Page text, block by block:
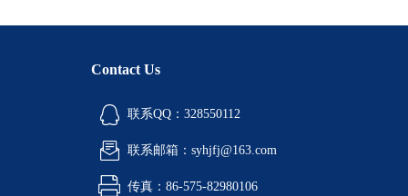
Contact Us
联系QQ：328550112
联系邮箱：syhjfj@163.com
传真：86-575-82980106